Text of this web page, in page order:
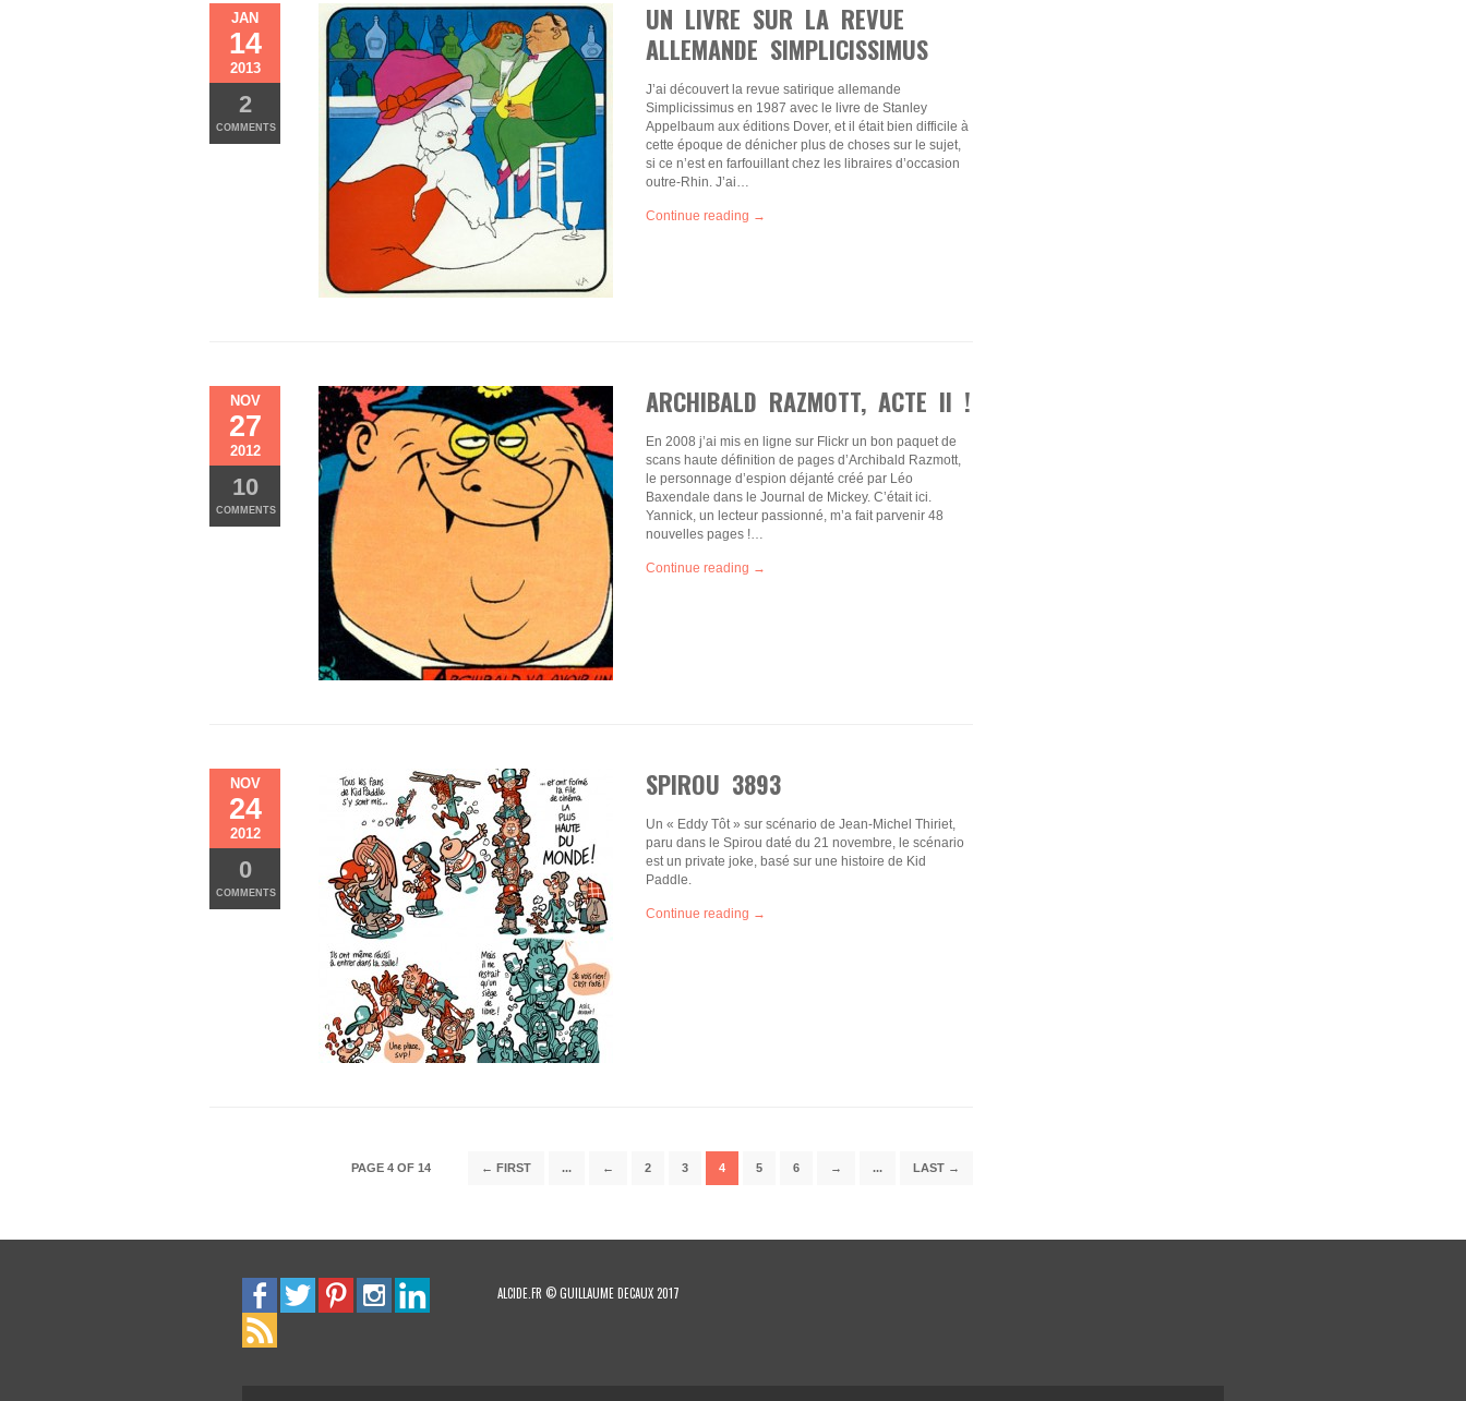
JAN
14
2013
2
COMMENTS
UN LIVRE SUR LA REVUE
ALLEMANDE SIMPLICISSIMUS
J’ai découvert la revue satirique allemande
Simplicissimus en 1987 avec le livre de Stanley
Appelbaum aux éditions Dover, et il était bien difficile à
cette époque de dénicher plus de choses sur le sujet,
si ce n’est en farfouillant chez les libraires d’occasion
outre-Rhin. J’ai…
Continue reading →
NOV
27
2012
10
COMMENTS
ARCHIBALD RAZMOTT, ACTE II !
En 2008 j’ai mis en ligne sur Flickr un bon paquet de
scans haute définition de pages d’Archibald Razmott,
le personnage d’espion déjanté créé par Léo
Baxendale dans le Journal de Mickey. C’était ici.
Yannick, un lecteur passionné, m’a fait parvenir 48
nouvelles pages !…
Continue reading →
NOV
24
2012
0
COMMENTS
SPIROU 3893
Un « Eddy Tôt » sur scénario de Jean-Michel Thiriet,
paru dans le Spirou daté du 21 novembre, le scénario
est un private joke, basé sur une histoire de Kid
Paddle.
Continue reading →
PAGE 4 OF 14 ← FIRST ... ← 2 3 4 5 6 → ... LAST →
ALCIDE.FR © GUILLAUME DECAUX 2017